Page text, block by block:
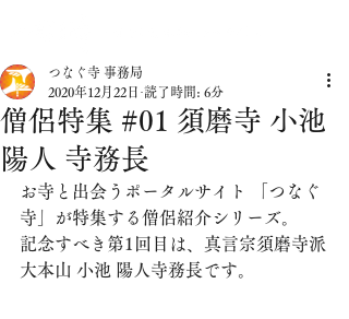
僧侶特集 #01 須磨寺 小池
陽人 寺務長
つなぐ寺 事務局
2020年12月22日 読了時間: 6分
お寺と出会うポータルサイト 「つなぐ
寺」が特集する僧侶紹介シリーズ。
記念すべき第1回目は、真言宗須磨寺派
大本山 小池 陽人寺務長です。